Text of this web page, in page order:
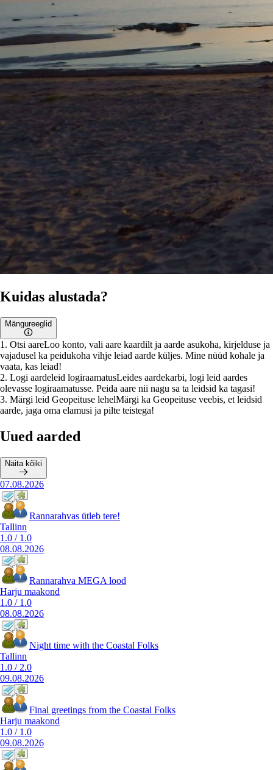
Kuidas alustada?
Mängureeglid
1 . Otsi aareLoo konto, vali aare kaardilt ja aarde asukoha, kirjelduse ja
vajadusel ka peidukoha vihje leiad aarde küljes. Mine nüüd kohale ja
vaata, kas leiad!
2. Logi aardeleid logiraamatusLeides aardekarbi, logi leid aardes
olevasse logiraamatusse. Peida aare nii nagu sa ta leidsid ka tagasi!
3. Märgi leid Geopeituse lehelMärgi ka Geopeituse veebis, et leidsid
aarde, jaga oma elamusi ja pilte teistega!
Uued aarded
Näita kõiki
07.08.2026
Rannarahvas ütleb tere!
Tallinn
1.0 / 1.0
08.08.2026
Rannarahva MEGA lood
Harju maakond
1.0 / 1.0
08.08.2026
Night time with the Coastal Folks
Tallinn
1.0 / 2.0
09.08.2026
Final greetings from the Coastal Folks
Harju maakond
1.0 / 1.0
09.08.2026